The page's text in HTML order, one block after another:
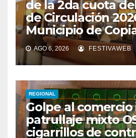
de la 2da cuota
de Circulación
Municipio de
AGO 6, 2026 FESTIVAWEB
REGIONAL
Golpe al comercio
patrullaje mixto
cigarrillos de